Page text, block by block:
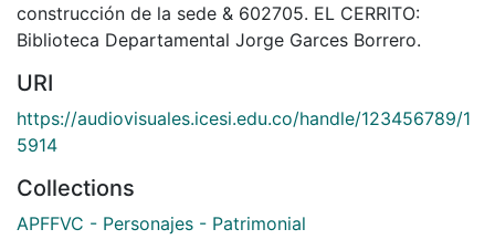
construcción de la sede & 602705. EL CERRITO:
Biblioteca Departamental Jorge Garces Borrero.
URI
https://audiovisuales.icesi.edu.co/handle/123456789/1
5914
Collections
APFFVC - Personajes - Patrimonial